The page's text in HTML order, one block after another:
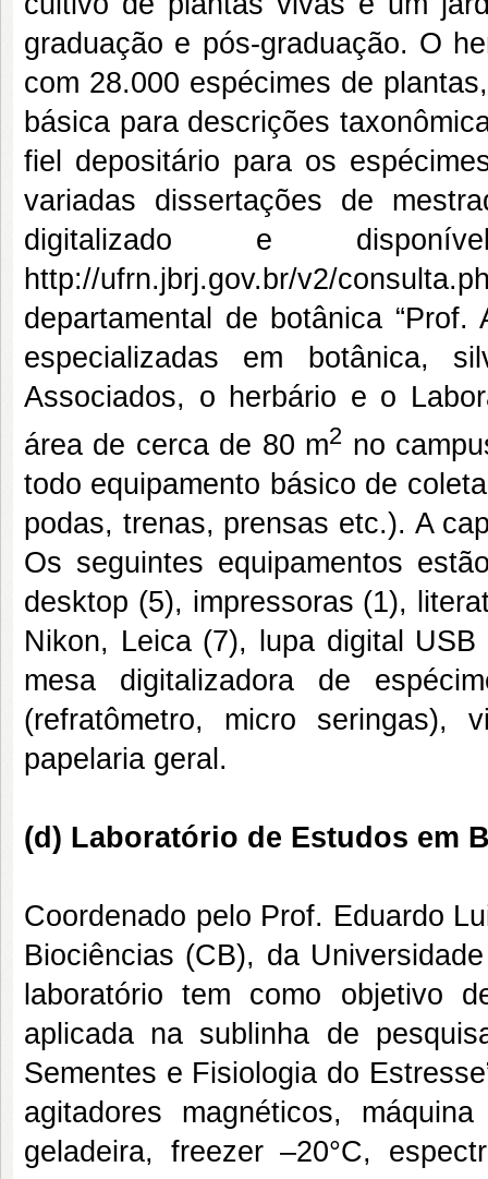
graduação e pós-graduação. O
com 28.000 espécimes de
básica para descrições
fiel depositário para os
variadas dissertações de
digitalizado e
http://ufrn.jbrj.gov.br/v2/
departamental de botânica
especializadas em botânica,
Associados, o herbário e o
área de cerca de 80 m2 no
todo equipamento básico de
podas, trenas, prensas etc.). A
Os seguintes equipamentos
desktop (5), impressoras (1),
Nikon, Leica (7), lupa digital
mesa digitalizadora de
(refratômetro, micro seringas),
papelaria geral.
(d) Laboratório de Estudos em
Coordenado pelo Prof. Eduardo
Biociências (CB), da
laboratório tem como objetivo
aplicada na sublinha de
Sementes e Fisiologia do
agitadores magnéticos,
geladeira, freezer –20°C,